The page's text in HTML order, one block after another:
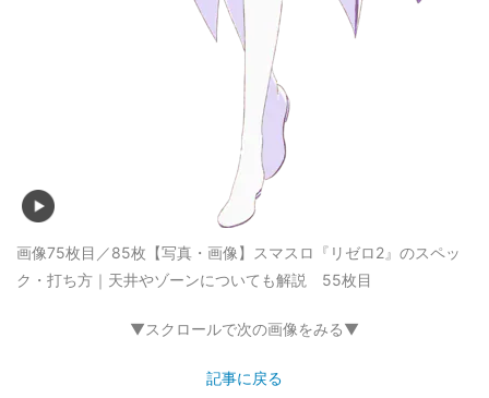
画像75枚目／85枚 【写真・画像】スマスロ『リゼロ2』のスペッ
ク・打ち方｜天井やゾーンについても解説 55枚目
▼スクロールで次の画像をみる▼
記事に戻る